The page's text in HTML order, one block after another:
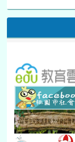
桃園市運動會
數感實驗
新生智力
新生訓練(
30 31
本週_健康檢查週
各班器材
本週_友善校園週
收學生證